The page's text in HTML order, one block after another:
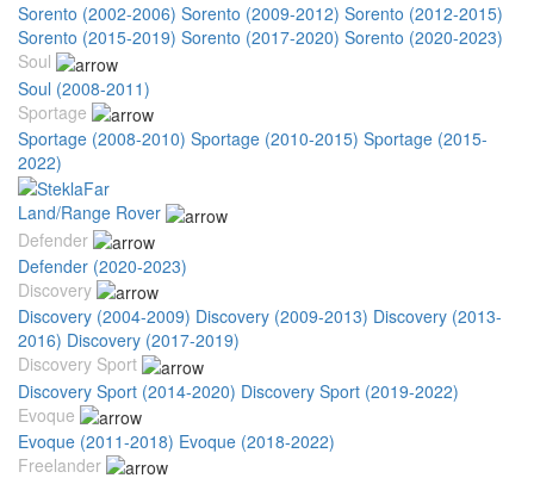
Sorento (2002-2006) Sorento (2009-2012) Sorento (2012-2015)
Sorento (2015-2019) Sorento (2017-2020) Sorento (2020-2023)
Soul
Soul (2008-2011)
Sportage
Sportage (2008-2010) Sportage (2010-2015) Sportage (2015-
2022)
Land/Range Rover
Defender
Defender (2020-2023)
Discovery
Discovery (2004-2009) Discovery (2009-2013) Discovery (2013-
2016) Discovery (2017-2019)
Discovery Sport
Discovery Sport (2014-2020) Discovery Sport (2019-2022)
Evoque
Evoque (2011-2018) Evoque (2018-2022)
Freelander